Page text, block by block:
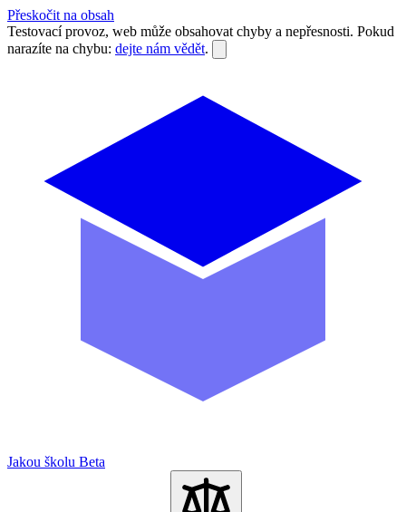
Přeskočit na obsah
Testovací provoz, web může obsahovat chyby a nepřesnosti. Pokud
narazíte na chybu: dejte nám vědět.
Jakou školu Beta